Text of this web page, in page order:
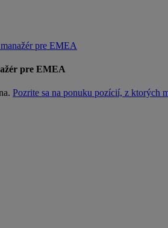
pre EMEA
pre EMEA
Pozrite sa na ponuku pozícií, z ktorých